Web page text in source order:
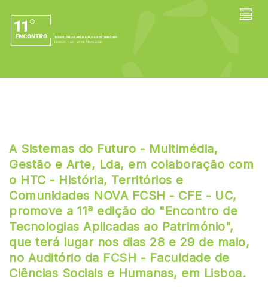
A Sistemas do Futuro - Multimédia,
Gestão e Arte, Lda, em colaboração com
o HTC - História, Territórios e
Comunidades NOVA FCSH - CFE - UC,
promove a 11ª edição do "Encontro de
Tecnologias Aplicadas ao Património",
que terá lugar nos dias 28 e 29 de maio,
no Auditório da FCSH - Faculdade de
Ciências Sociais e Humanas, em Lisboa.